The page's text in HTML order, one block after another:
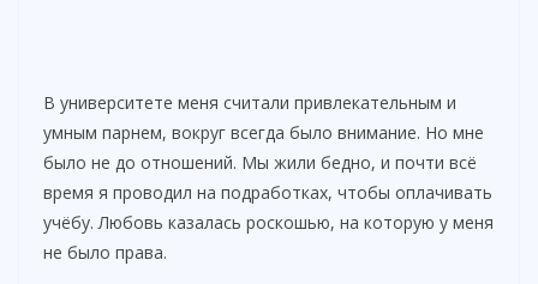
В университете меня считали привлекательным и
умным парнем, вокруг всегда было внимание. Но мне
было не до отношений. Мы жили бедно, и почти всё
время я проводил на подработках, чтобы оплачивать
учёбу. Любовь казалась роскошью, на которую у меня
не было права.